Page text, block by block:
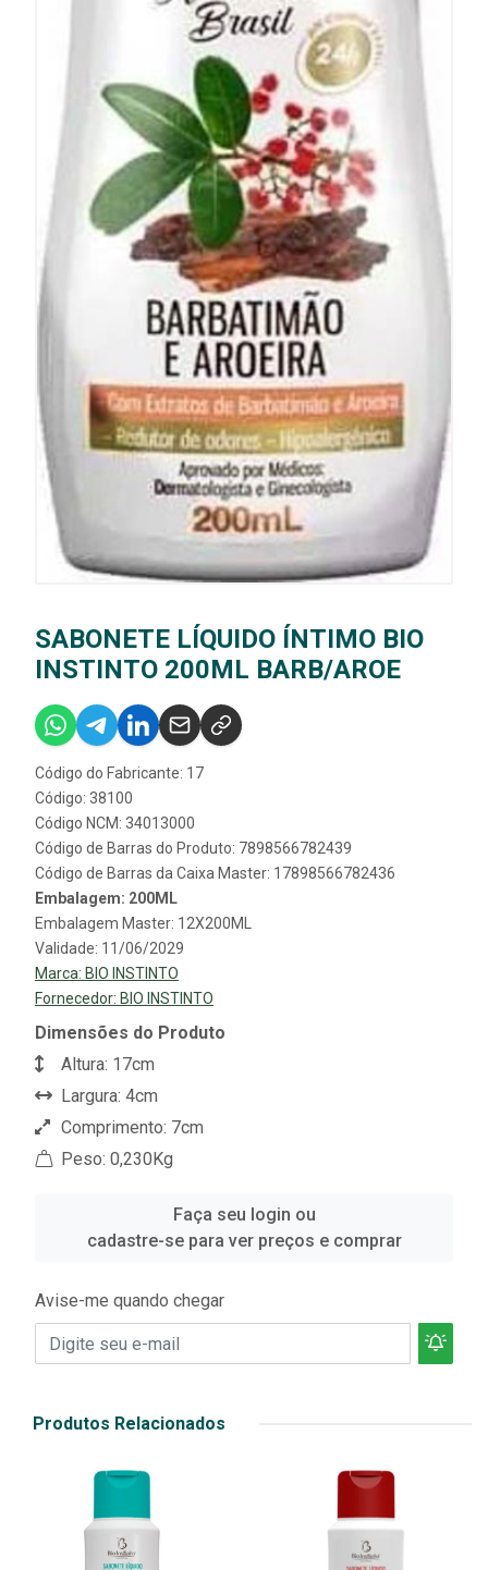
SABONETE LÍQUIDO ÍNTIMO BIO
INSTINTO 200ML BARB/AROE
Código do Fabricante: 17
Código: 38100
Código NCM: 34013000
Código de Barras do Produto: 7898566782439
Código de Barras da Caixa Master: 17898566782436
Embalagem: 200ML
Embalagem Master: 12X200ML
Validade: 11/06/2029
Marca: BIO INSTINTO
Fornecedor: BIO INSTINTO
Dimensões do Produto
Altura: 17cm
Largura: 4cm
Comprimento: 7cm
Peso: 0,230Kg
Faça seu login ou
cadastre-se para ver preços e comprar
Avise-me quando chegar
Produtos Relacionados